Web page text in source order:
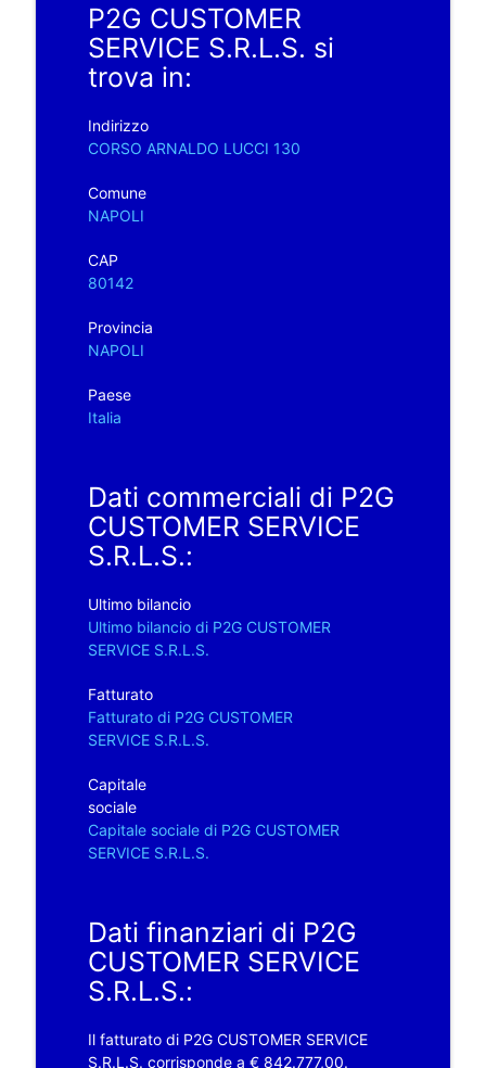
P2G CUSTOMER
SERVICE S.R.L.S. si
trova in:
Indirizzo
CORSO ARNALDO LUCCI 130
Comune
NAPOLI
CAP
80142
Provincia
NAPOLI
Paese
Italia
Dati commerciali di P2G
CUSTOMER SERVICE
S.R.L.S.:
Ultimo bilancio
Ultimo bilancio di P2G CUSTOMER
SERVICE S.R.L.S.
Fatturato
Fatturato di P2G CUSTOMER
SERVICE S.R.L.S.
Capitale
sociale
Capitale sociale di P2G CUSTOMER
SERVICE S.R.L.S.
Dati finanziari di P2G
CUSTOMER SERVICE
S.R.L.S.:
Il fatturato di P2G CUSTOMER SERVICE
S.R.L.S. corrisponde a € 842.777,00.